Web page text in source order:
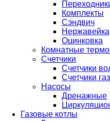
Комплекты
Сэндвич
Нержавейка
Оцинковка
Комнатные
Счетчики
Счетчики
Счетчики
Насосы
Дренажные
Газовые котлы